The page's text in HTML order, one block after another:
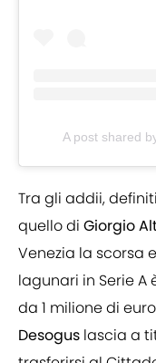
A post shared
Tra gli addii,
quello di Giorgio
Venezia la scorsa
lagunari in Serie
da 1 milione di
Desogus lascia a